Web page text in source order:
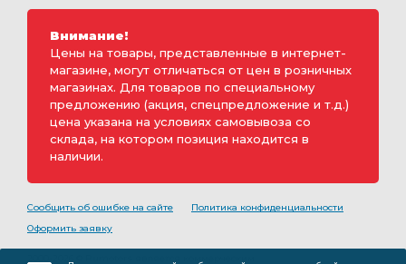
Внимание!
Цены на товары, представленные в интернет-
магазине, могут отличаться от цен в розничных
магазинах. Для товаров по специальному
предложению (акция, спецпредложение и т.д.)
цена указана на условиях самовывоза со
склада, на котором позиция находится в
наличии.
Сообщить об ошибке на сайте
Политика конфиденциальности
Оформить заявку